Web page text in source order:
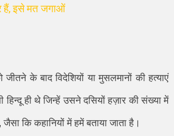
हैं, इसे मत जगाओं
के बाद विदेशियों या मुसलमानों की हत्याएं
हिन्दू ही थे जिन्हें उसने दसियों हज़ार की संख्या में
जैसा कि कहानियों में हमें बताया जाता है।